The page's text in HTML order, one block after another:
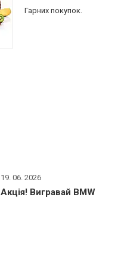
Гарних покупок.
19. 06. 2026
Акція! Вигравай BMW